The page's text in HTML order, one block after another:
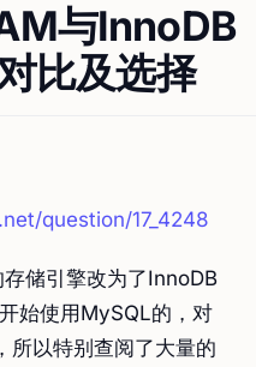
与InnoDB
比及选择
question/17_4248
储引擎改为了InnoDB
始使用MySQL的，对
所以特别查阅了大量的